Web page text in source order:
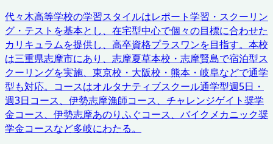
代々木高等学校の学習スタイルはレポート学習・スクーリン
グ・テストを基本とし、在宅型中心で個々の目標に合わせた
カリキュラムを提供し、高卒資格プラスワンを目指す。本校
は三重県志摩市にあり、志摩夏草本校・志摩賢島で宿泊型ス
クーリングを実施、東京校・大阪校・熊本・岐阜などで通学
型も対応。コースはオルタナティブスクール通学型週5日・
週3日コース、伊勢志摩漁師コース、チャレンジゲイト奨学
金コース、伊勢志摩あのりふぐコース、バイクメカニック奨
学金コースなど多岐にわたる。